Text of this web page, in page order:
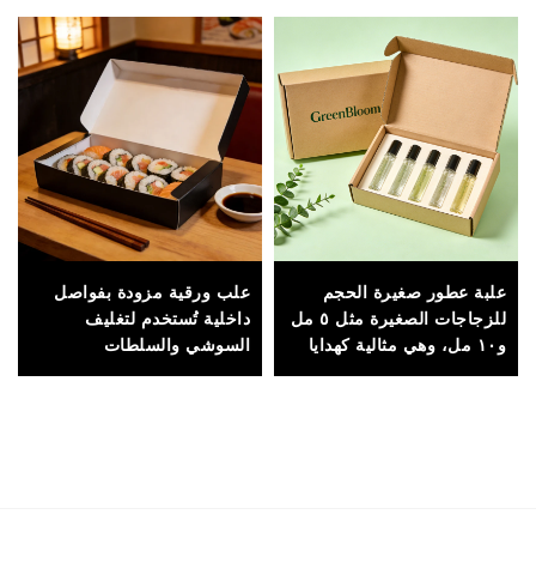
علبة عطور صغيرة الحجم
للزجاجات الصغيرة مثل ٥ مل
و١٠ مل، وهي مثالية كهدايا
عند الشراء أو في مجموعات
علب ورقية مزودة بفواصل
داخلية تُستخدم لتغليف
السوشي والسلطات
والمعكرونة والأرز والوجبات